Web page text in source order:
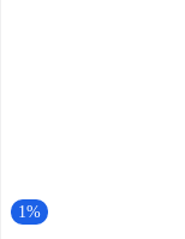
1%